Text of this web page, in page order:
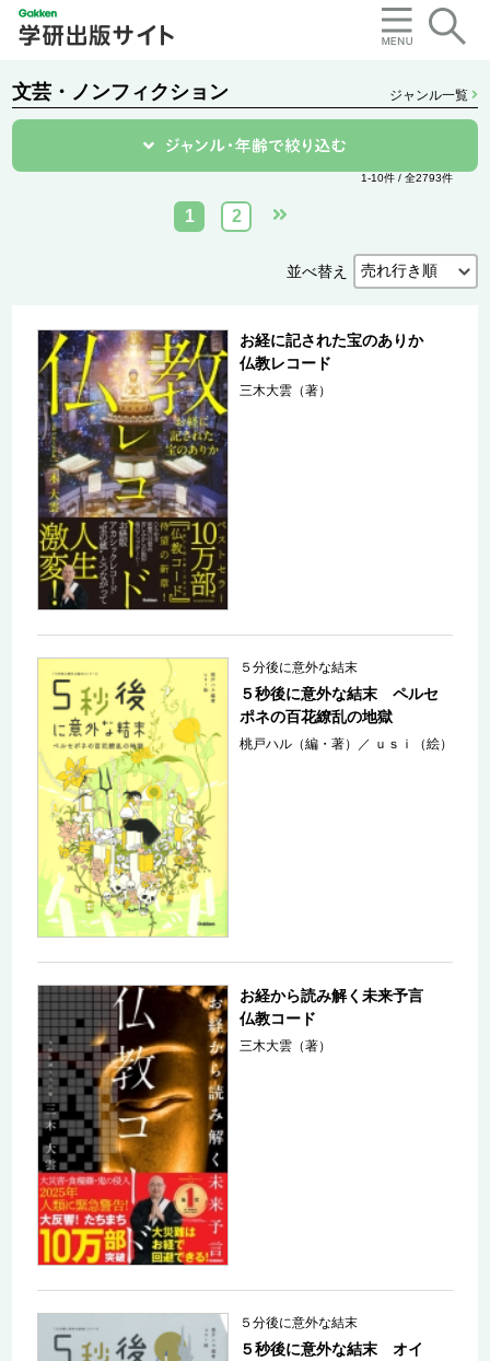
文芸・ノンフィクション ジャンル一覧
1-10件 / 全2793件
1 2
並べ替え
お経に記された宝のありか
仏教レコード
三木大雲（著）
５分後に意外な結末
５秒後に意外な結末 ペルセ
ポネの百花繚乱の地獄
桃戸ハル（編・著） ／ ｕｓｉ（絵）
お経から読み解く未来予言
仏教コード
三木大雲（著）
５分後に意外な結末
５秒後に意外な結末 オイ